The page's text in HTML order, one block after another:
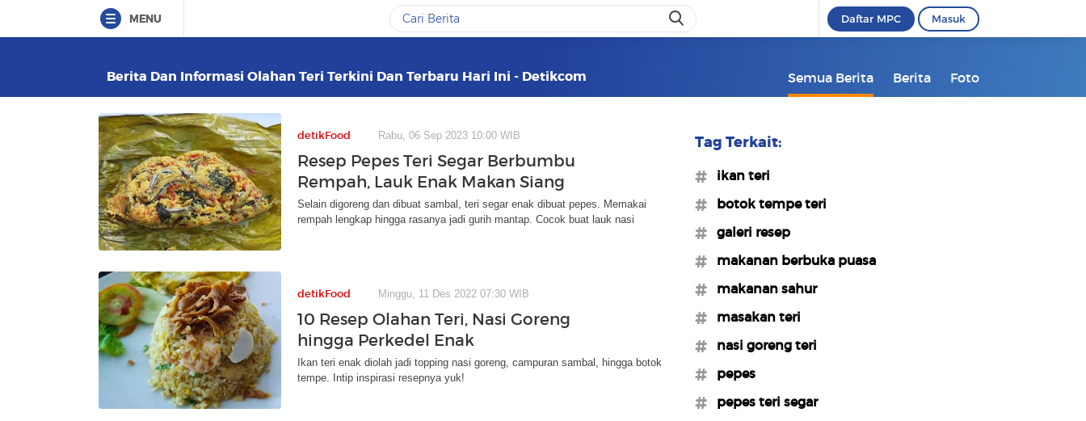
MENU Daftar MPC Masuk
Berita Dan Informasi Olahan Teri Terkini Dan Terbaru Hari Ini - Detikcom Semua Berita Berita Foto
detikFood Rabu, 06 Sep 2023 10:00 WIB
Resep Pepes Teri Segar Berbumbu
Rempah, Lauk Enak Makan Siang
Selain digoreng dan dibuat sambal, teri segar enak dibuat pepes. Memakai
rempah lengkap hingga rasanya jadi gurih mantap. Cocok buat lauk nasi
detikFood Minggu, 11 Des 2022 07:30 WIB
10 Resep Olahan Teri, Nasi Goreng
hingga Perkedel Enak
Ikan teri enak diolah jadi topping nasi goreng, campuran sambal, hingga botok
tempe. Intip inspirasi resepnya yuk!
Tag Terkait:
#ikan teri
#botok tempe teri
#galeri resep
#makanan berbuka puasa
#makanan sahur
#masakan teri
#nasi goreng teri
#pepes
#pepes teri segar